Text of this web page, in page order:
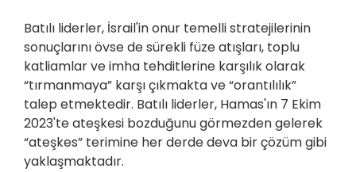
Batılı liderler, İsrail'in onur temelli stratejilerinin
sonuçlarını övse de sürekli füze atışları, toplu
katliamlar ve imha tehditlerine karşılık olarak
“tırmanmaya” karşı çıkmakta ve “orantılılık”
talep etmektedir. Batılı liderler, Hamas'ın 7 Ekim
2023'te ateşkesi bozduğunu görmezden gelerek
“ateşkes” terimine her derde deva bir çözüm gibi
yaklaşmaktadır.